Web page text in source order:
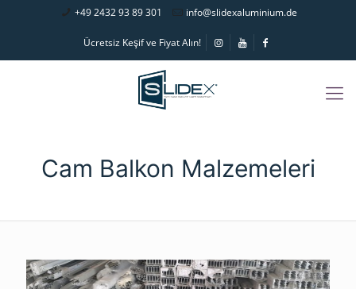
+49 2432 93 89 301 info@slidexaluminium.de
Ücretsiz Keşif ve Fiyat Alın!
Cam Balkon Malzemeleri